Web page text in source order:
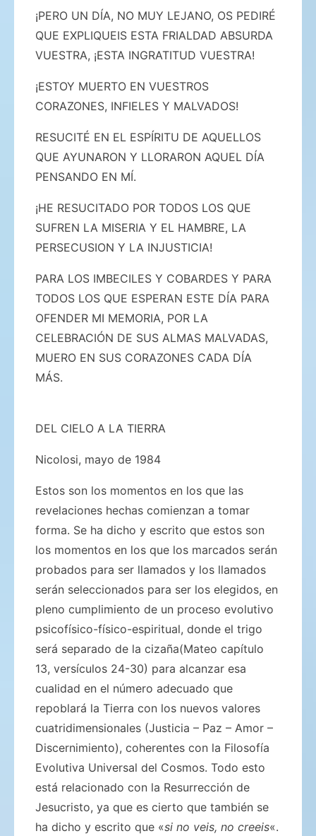
¡PERO UN DÍA, NO MUY LEJANO, OS PEDIRÉ
QUE EXPLIQUEIS ESTA FRIALDAD ABSURDA
VUESTRA, ¡ESTA INGRATITUD VUESTRA!
¡ESTOY MUERTO EN VUESTROS
CORAZONES, INFIELES Y MALVADOS!
RESUCITÉ EN EL ESPÍRITU DE AQUELLOS
QUE AYUNARON Y LLORARON AQUEL DÍA
PENSANDO EN MÍ.
¡HE RESUCITADO POR TODOS LOS QUE
SUFREN LA MISERIA Y EL HAMBRE, LA
PERSECUSION Y LA INJUSTICIA!
PARA LOS IMBECILES Y COBARDES Y PARA
TODOS LOS QUE ESPERAN ESTE DÍA PARA
OFENDER MI MEMORIA, POR LA
CELEBRACIÓN DE SUS ALMAS MALVADAS,
MUERO EN SUS CORAZONES CADA DÍA
MÁS.
DEL CIELO A LA TIERRA
Nicolosi, mayo de 1984
Estos son los momentos en los que las
revelaciones hechas comienzan a tomar
forma. Se ha dicho y escrito que estos son
los momentos en los que los marcados serán
probados para ser llamados y los llamados
serán seleccionados para ser los elegidos, en
pleno cumplimiento de un proceso evolutivo
psicofísico-físico-espiritual, donde el trigo
será separado de la cizaña(Mateo capítulo
13, versículos 24-30) para alcanzar esa
cualidad en el número adecuado que
repoblará la Tierra con los nuevos valores
cuatridimensionales (Justicia – Paz – Amor –
Discernimiento), coherentes con la Filosofía
Evolutiva Universal del Cosmos. Todo esto
está relacionado con la Resurrección de
Jesucristo, ya que es cierto que también se
ha dicho y escrito que «si no veis, no creeis«.